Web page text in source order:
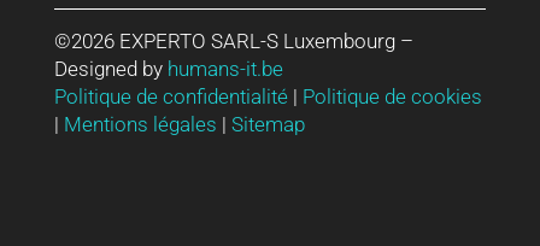
©2026EXPERTO SARL-S Luxembourg –
Designed by humans-it.be
Politique de confidentialité| Politique de cookies
| Mentions légales | Sitemap